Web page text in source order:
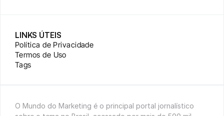
LINKS ÚTEIS
Política de Privacidade
Termos de Uso
Tags
O Mundo do Marketing é o principal portal jornalístico